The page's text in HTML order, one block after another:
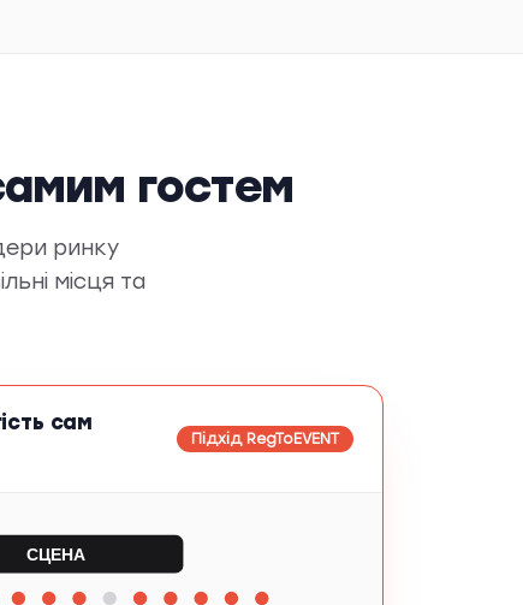
гостем
ринку
місця та
сам
Підхід RegToEVENT
СЦЕНА